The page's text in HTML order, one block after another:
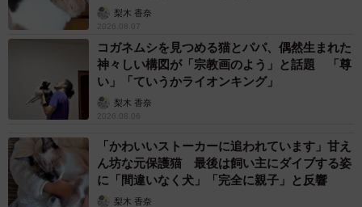
梨木 香奈
2026.08.07
コガネムシを見つめる猫とパパ、偶然生まれた
神々しい構図が「宗教画のよう」と話題 「尊
い」「ていうかライオンキング」
梨木 香奈
2026.08.06
「かわいいストーカーに追われています」甘え
ん坊な元保護猫 最後は飼い主にダイブする姿
に「間違いなく犬」「完全に親子」と反響
梨木 香奈